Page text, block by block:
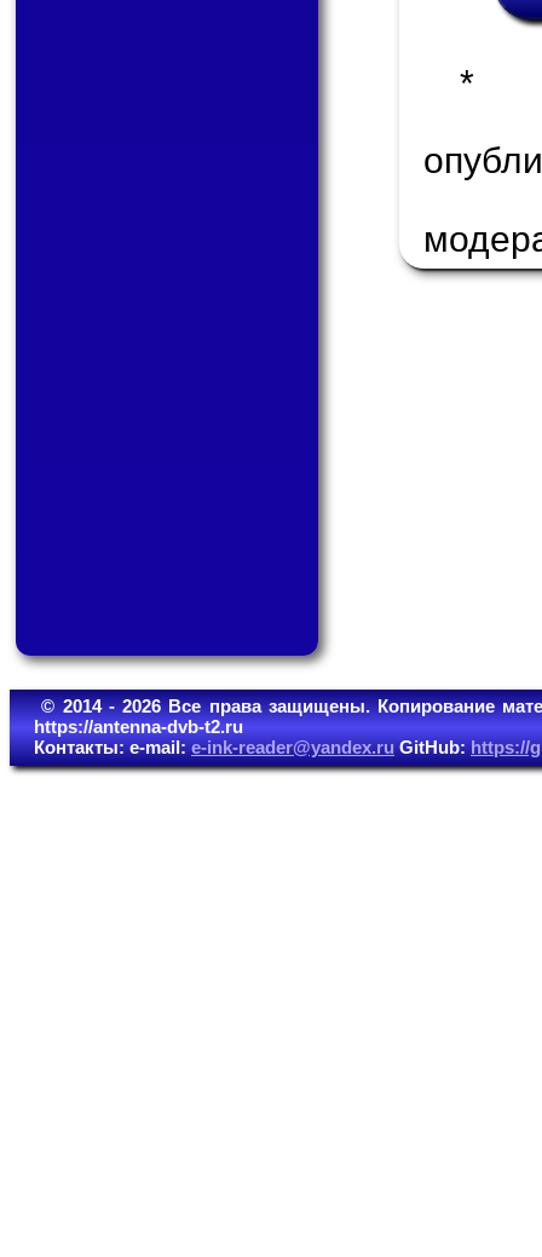
*
© 2014 - 2026 Все права защищены. Копирование
https://antenna-dvb-t2.ru
Контакты: e-mail:e-ink-reader@yandex.ruGitHub:https://